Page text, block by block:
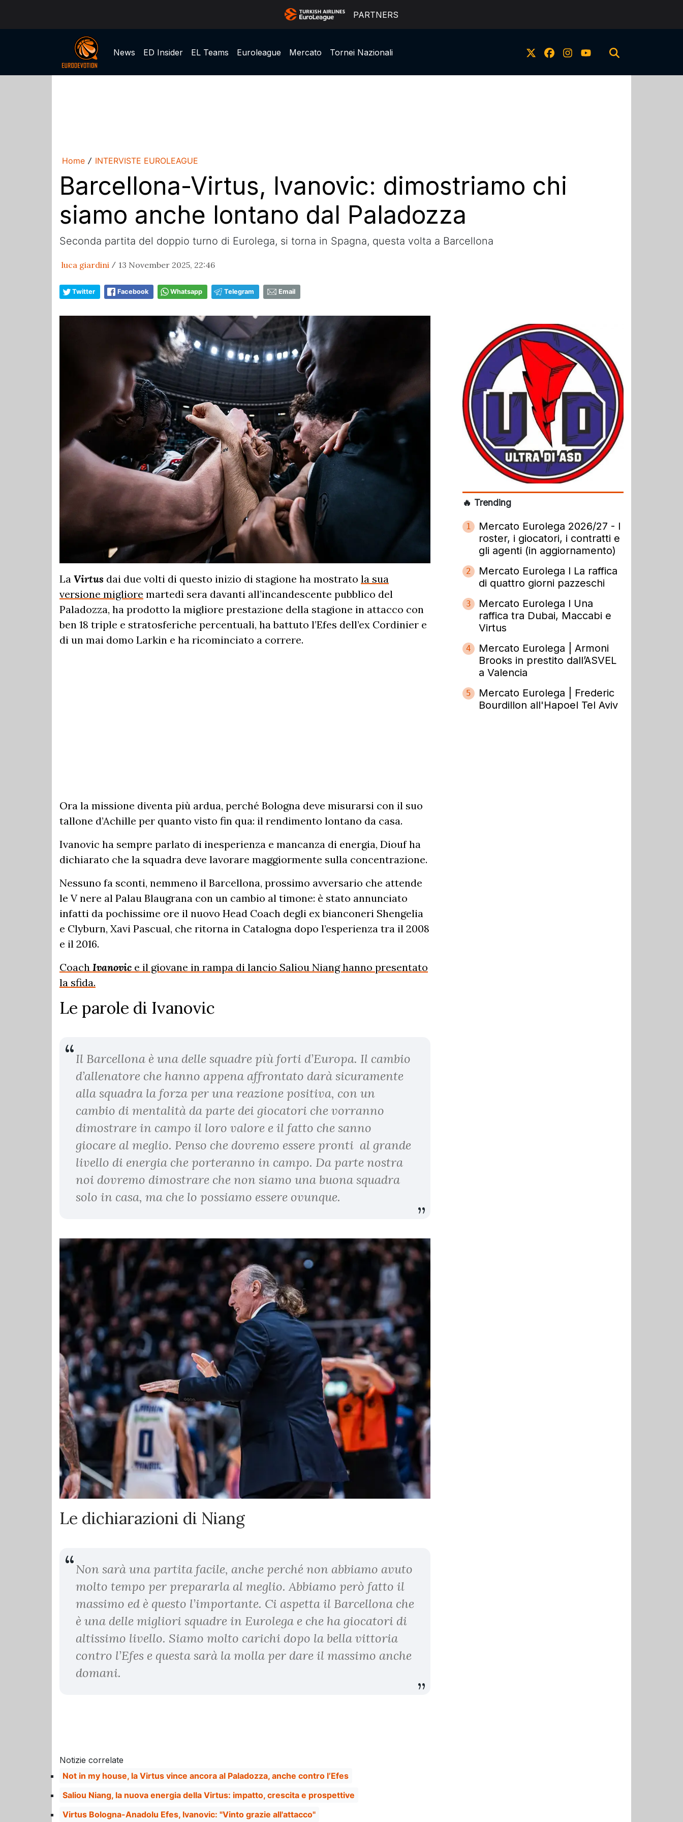
PARTNERS
News ED Insider EL Teams Euroleague Mercato Tornei Nazionali
Home / INTERVISTE EUROLEAGUE
Barcellona-Virtus, Ivanovic: dimostriamo chi
siamo anche lontano dal Paladozza
Seconda partita del doppio turno di Eurolega, si torna in Spagna, questa volta a Barcellona
luca giardini / 13 November 2025, 22:46
Twitter Facebook Whatsapp Telegram Email
La Virtus dai due volti di questo inizio di stagione ha mostrato la sua
versione migliore martedì sera davanti all’incandescente pubblico del
Paladozza, ha prodotto la migliore prestazione della stagione in attacco con
ben 18 triple e stratosferiche percentuali, ha battuto l’Efes dell’ex Cordinier e
di un mai domo Larkin e ha ricominciato a correre.
Ora la missione diventa più ardua, perché Bologna deve misurarsi con il suo
tallone d’Achille per quanto visto fin qua: il rendimento lontano da casa.
Ivanovic ha sempre parlato di inesperienza e mancanza di energia, Diouf ha
dichiarato che la squadra deve lavorare maggiormente sulla concentrazione.
Nessuno fa sconti, nemmeno il Barcellona, prossimo avversario che attende
le V nere al Palau Blaugrana con un cambio al timone: è stato annunciato
infatti da pochissime ore il nuovo Head Coach degli ex bianconeri Shengelia
e Clyburn, Xavi Pascual, che ritorna in Catalogna dopo l’esperienza tra il 2008
e il 2016.
Coach Ivanovic e il giovane in rampa di lancio Saliou Niang hanno presentato
la sfida.
Le parole di Ivanovic
Il Barcellona è una delle squadre più forti d’Europa. Il cambio
d’allenatore che hanno appena affrontato darà sicuramente
alla squadra la forza per una reazione positiva, con un
cambio di mentalità da parte dei giocatori che vorranno
dimostrare in campo il loro valore e il fatto che sanno
giocare al meglio. Penso che dovremo essere pronti al grande
livello di energia che porteranno in campo. Da parte nostra
noi dovremo dimostrare che non siamo una buona squadra
solo in casa, ma che lo possiamo essere ovunque.
Le dichiarazioni di Niang
Non sarà una partita facile, anche perché non abbiamo avuto
molto tempo per prepararla al meglio. Abbiamo però fatto il
massimo ed è questo l’importante. Ci aspetta il Barcellona che
è una delle migliori squadre in Eurolega e che ha giocatori di
altissimo livello. Siamo molto carichi dopo la bella vittoria
contro l’Efes e questa sarà la molla per dare il massimo anche
domani.
Notizie correlate
Not in my house, la Virtus vince ancora al Paladozza, anche contro l’Efes
Saliou Niang, la nuova energia della Virtus: impatto, crescita e prospettive
Virtus Bologna-Anadolu Efes, Ivanovic: "Vinto grazie all'attacco"
🔥 Trending
1
Mercato Eurolega 2026/27 - I
roster, i giocatori, i contratti e
gli agenti (in aggiornamento)
2
Mercato Eurolega l La raffica
di quattro giorni pazzeschi
3
Mercato Eurolega l Una
raffica tra Dubai, Maccabi e
Virtus
4
Mercato Eurolega | Armoni
Brooks in prestito dall’ASVEL
a Valencia
5
Mercato Eurolega | Frederic
Bourdillon all'Hapoel Tel Aviv